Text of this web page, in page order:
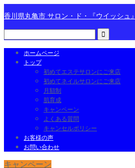
香川県丸亀市 サロン・ド・『ウイッシュ
ホームページ
トップ
初めてエステサロンにご来店
初めてネイルサロンにご来店
月額制
肌育成
キャンペーン
よくある質問
キャンセルポリシー
お客様の声
お問い合わせ
キャンペーン